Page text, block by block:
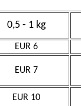
0,5 - 1 kg
EUR 6
EUR 7
EUR 10